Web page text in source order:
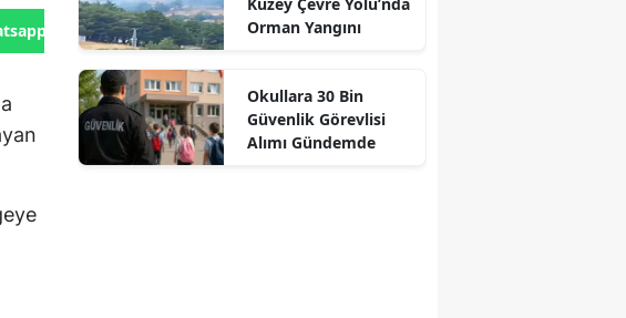
Gönder
Orman Yangını
Okullara 30 Bin
Güvenlik Görevlisi
Alımı Gündemde